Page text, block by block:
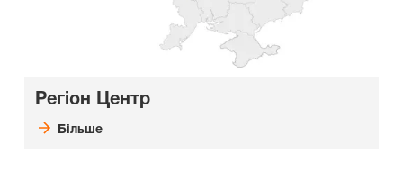
Регіон Центр
Більше